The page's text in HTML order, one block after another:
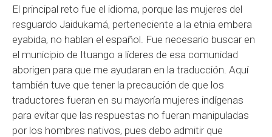
El principal reto fue el idioma, porque las mujeres del
resguardo Jaidukamá, perteneciente a la etnia embera
eyabida, no hablan el español. Fue necesario buscar en
el municipio de Ituango a líderes de esa comunidad
aborigen para que me ayudaran en la traducción. Aquí
también tuve que tener la precaución de que los
traductores fueran en su mayoría mujeres indígenas
para evitar que las respuestas no fueran manipuladas
por los hombres nativos, pues debo admitir que